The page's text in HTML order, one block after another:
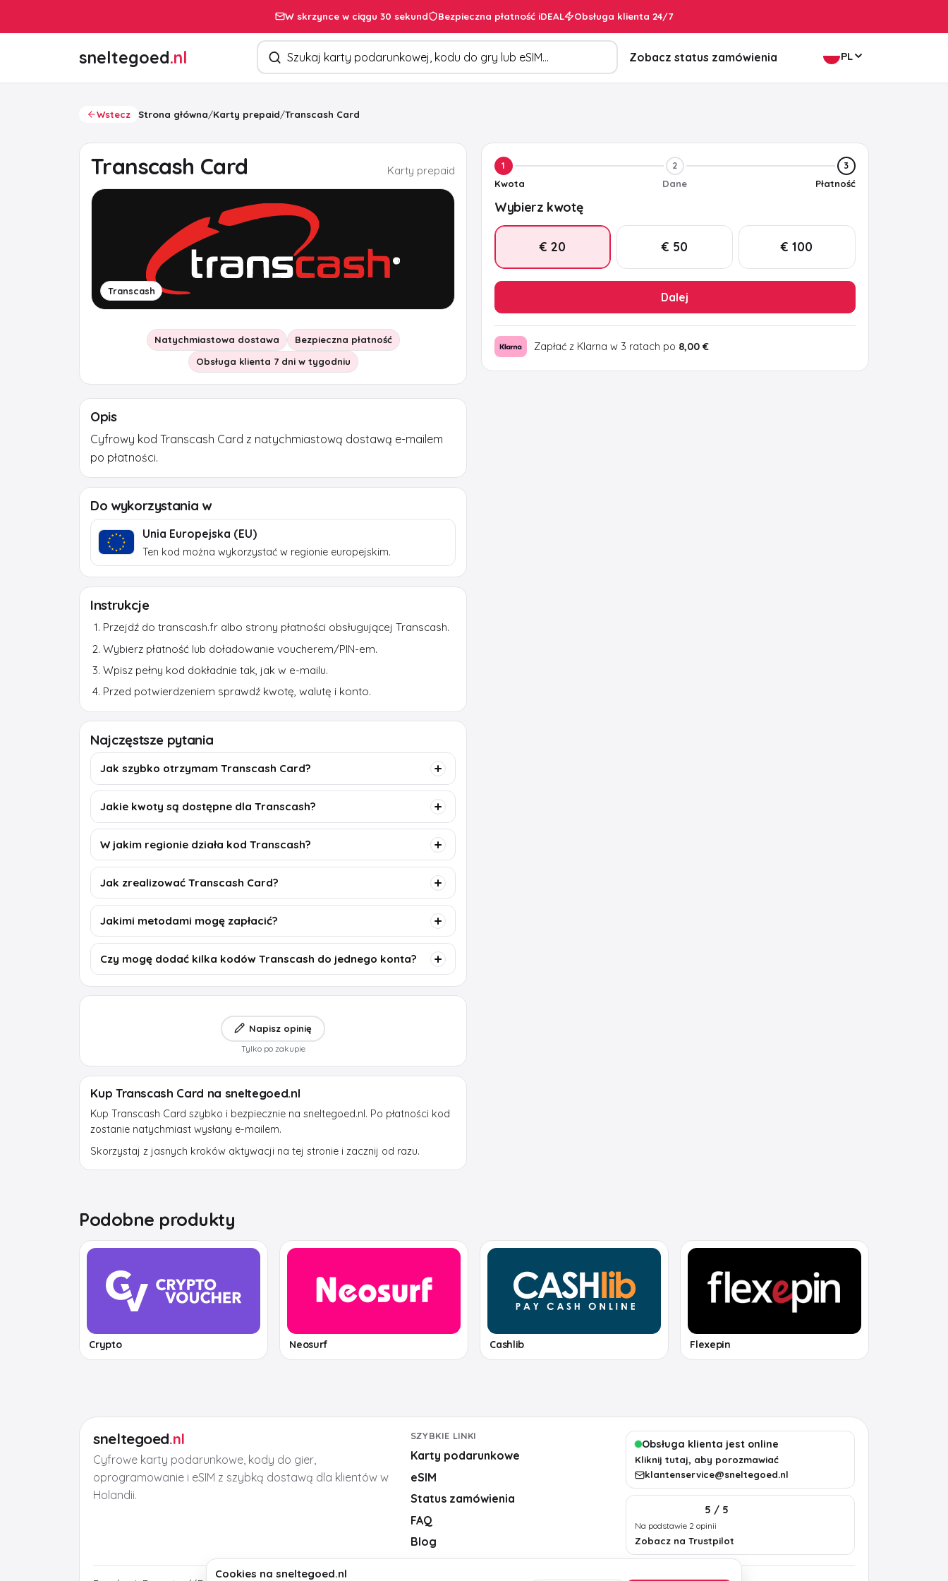
W skrzynce w ciągu 30 sekund Bezpieczna płatność iDEAL Obsługa klienta 24/7
sneltegoed.nl Szukaj produktów
Zobacz status zamówienia PL
Wstecz Strona główna/Karty prepaid/Transcash Card
Transcash Card Karty prepaid
Transcash
Natychmiastowa dostawa
Bezpieczna płatność
Obsługa klienta 7 dni w tygodniu
1
Kwota
2
Dane
3
Płatność
Wybierz kwotę
€ 20 € 50 € 100
Dalej
Zapłać z Klarna w 3 ratach po 8,00 €
Opis
Cyfrowy kod Transcash Card z natychmiastową dostawą e-mailem
po płatności.
Do wykorzystania w
Unia Europejska (EU)
Ten kod można wykorzystać w regionie europejskim.
Instrukcje
Przejdź do transcash.fr albo strony płatności obsługującej Transcash.
Wybierz płatność lub doładowanie voucherem/PIN-em.
Wpisz pełny kod dokładnie tak, jak w e-mailu.
Przed potwierdzeniem sprawdź kwotę, walutę i konto.
Najczęstsze pytania
Jak szybko otrzymam Transcash Card?
Jakie kwoty są dostępne dla Transcash?
W jakim regionie działa kod Transcash?
Jak zrealizować Transcash Card?
Jakimi metodami mogę zapłacić?
Czy mogę dodać kilka kodów Transcash do jednego konta?
Napisz opinię
Tylko po zakupie
Kup Transcash Card na sneltegoed.nl
Kup Transcash Card szybko i bezpiecznie na sneltegoed.nl. Po płatności kod
zostanie natychmiast wysłany e-mailem.
Skorzystaj z jasnych kroków aktywacji na tej stronie i zacznij od razu.
Podobne produkty
Crypto Neosurf Cashlib Flexepin
sneltegoed.nl
Cyfrowe karty podarunkowe, kody do gier,
oprogramowanie i eSIM z szybką dostawą dla klientów w
Holandii.
SZYBKIE LINKI
Karty podarunkowe
eSIM
Status zamówienia
FAQ
Blog
Obsługa klienta jest online
Kliknij tutaj, aby porozmawiać
klantenservice@sneltegoed.nl
5 / 5
Na podstawie 2 opinii
Zobacz na Trustpilot
Cookies na sneltegoed.nl